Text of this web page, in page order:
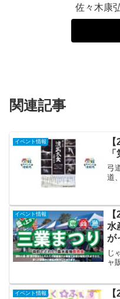
佐々木康
関連記事
イベント情報
弓
道
イベント情報
水
が
じ
ャ
イベント情報